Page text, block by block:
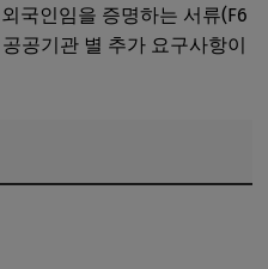
국인임을 증명하는 서류(F6
공기관 별 추가 요구사항이